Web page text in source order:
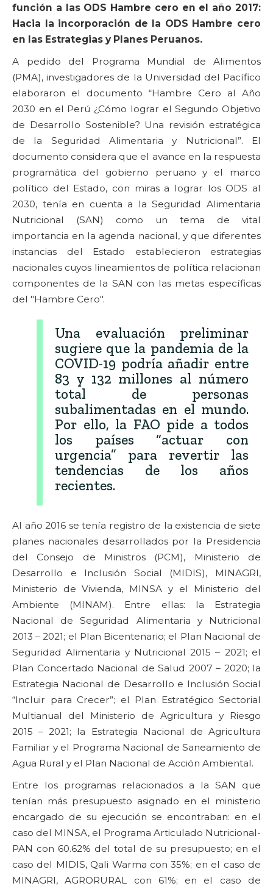
función a las ODS Hambre cero en el año 2017:
Hacia la incorporación de la ODS Hambre cero
en las Estrategias y Planes Peruanos.
A pedido del Programa Mundial de Alimentos
(PMA), investigadores de la Universidad del Pacífico
elaboraron el documento “Hambre Cero al Año
2030 en el Perú ¿Cómo lograr el Segundo Objetivo
de Desarrollo Sostenible? Una revisión estratégica
de la Seguridad Alimentaria y Nutricional”. El
documento considera que el avance en la respuesta
programática del gobierno peruano y el marco
político del Estado, con miras a lograr los ODS al
2030, tenía en cuenta a la Seguridad Alimentaria
Nutricional (SAN) como un tema de vital
importancia en la agenda nacional, y que diferentes
instancias del Estado establecieron estrategias
nacionales cuyos lineamientos de política relacionan
componentes de la SAN con las metas específicas
del "Hambre Cero".
Una evaluación preliminar
sugiere que la pandemia de la
COVID-19 podría añadir entre
83 y 132 millones al número
total de personas
subalimentadas en el mundo.
Por ello, la FAO pide a todos
los países “actuar con
urgencia” para revertir las
tendencias de los años
recientes.
Al año 2016 se tenía registro de la existencia de siete
planes nacionales desarrollados por la Presidencia
del Consejo de Ministros (PCM), Ministerio de
Desarrollo e Inclusión Social (MIDIS), MINAGRI,
Ministerio de Vivienda, MINSA y el Ministerio del
Ambiente (MINAM). Entre ellas: la Estrategia
Nacional de Seguridad Alimentaria y Nutricional
2013 – 2021; el Plan Bicentenario; el Plan Nacional de
Seguridad Alimentaria y Nutricional 2015 – 2021; el
Plan Concertado Nacional de Salud 2007 – 2020; la
Estrategia Nacional de Desarrollo e Inclusión Social
“Incluir para Crecer”; el Plan Estratégico Sectorial
Multianual del Ministerio de Agricultura y Riesgo
2015 – 2021; la Estrategia Nacional de Agricultura
Familiar y el Programa Nacional de Saneamiento de
Agua Rural y el Plan Nacional de Acción Ambiental.
Entre los programas relacionados a la SAN que
tenían más presupuesto asignado en el ministerio
encargado de su ejecución se encontraban: en el
caso del MINSA, el Programa Articulado Nutricional-
PAN con 60.62% del total de su presupuesto; en el
caso del MIDIS, Qali Warma con 35%; en el caso de
MINAGRI, AGRORURAL con 61%; en el caso de